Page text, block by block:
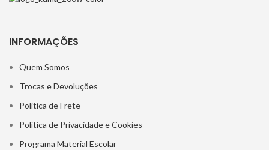
INFORMAÇÕES
Quem Somos
Trocas e Devoluções
Política de Frete
Política de Privacidade e Cookies
Programa Material Escolar